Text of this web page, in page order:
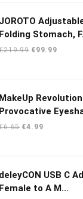
JOROTO
Folding Stomach,
219.99 €99.99Huidige
MakeUp
Provocative
6.65 Oorspronkelijke
€4.99Huidige
deleyCON USB C
Female to A M...